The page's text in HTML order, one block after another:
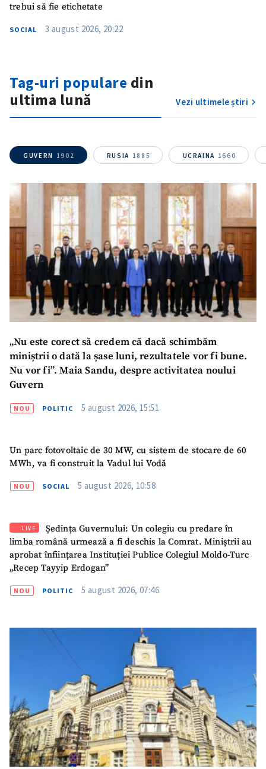
SUSȚINE
trebui să fie etichetate
SOCIAL 3 august 2026, 20:22
Tag-uri populare din
ultima lună
Vezi ultimele știri
GUVERN 1902 RUSIA 1885 UCRAINA 1660
„Nu este corect să credem că dacă schimbăm
miniștrii o dată la șase luni, rezultatele vor fi bune.
Nu vor fi”. Maia Sandu, despre activitatea noului
Guvern
NOU POLITIC 5 august 2026, 15:51
Un parc fotovoltaic de 30 MW, cu sistem de stocare de 60
MWh, va fi construit la Vadul lui Vodă
NOU SOCIAL 5 august 2026, 10:58
LIVE
Ședința Guvernului: Un colegiu cu predare în
limba română urmează a fi deschis la Comrat. Miniștrii au
aprobat înființarea Instituției Publice Colegiul Moldo-Turc
„Recep Tayyip Erdogan”
NOU POLITIC 5 august 2026, 07:46
Fotografie
+ Încarcă imagine
CONTACT SURSĂ
Sursă anonimă
Nume+ Numele meu
Email+ Emailul meu
Telefon
+ Telefon personal
Am citit și sunt de
acord cupolitica de
TRIMITE ȘTIREA